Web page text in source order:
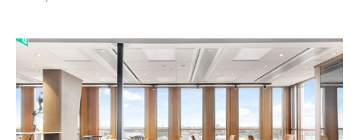
ser ut i Stockholm. Närmare bestämt - vad kostar det
kommer vi gå igenom snitthyror för kontor per